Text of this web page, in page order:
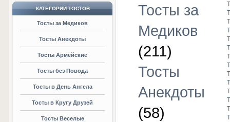
КАТЕГОРИИ ТОСТОВ
Тосты за Медиков
Тосты Анекдоты
Тосты Армейские
Тосты без Повода
Тосты в День Ангела
Тосты в Кругу Друзей
Тосты Веселые
Тосты за
Медиков
(211)
Тосты
Анекдоты
(58)